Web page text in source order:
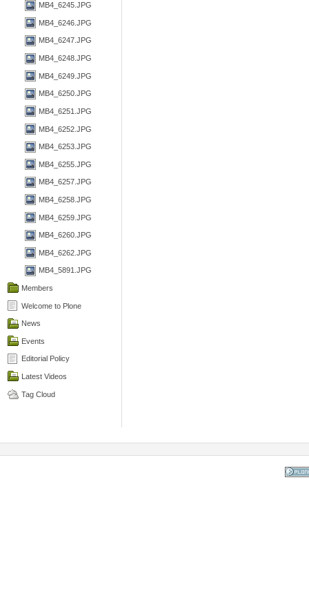
MB4_6245.JPG
MB4_6246.JPG
MB4_6247.JPG
MB4_6248.JPG
MB4_6249.JPG
MB4_6250.JPG
MB4_6251.JPG
MB4_6252.JPG
MB4_6253.JPG
MB4_6255.JPG
MB4_6257.JPG
MB4_6258.JPG
MB4_6259.JPG
MB4_6260.JPG
MB4_6262.JPG
MB4_5891.JPG
Members
Welcome to Plone
News
Events
Editorial Policy
Latest Videos
Tag Cloud